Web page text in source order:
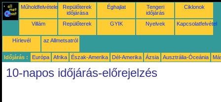
Műholdfelvételek
Repülőterek
időjárása
Éghajlat
Tengeri
időjárás
Ciklonok
Villám Repülőterek GYIK Nyelvek Kapcsolatfelvétel
Hírlevél az Allmetsatról
Időjárás : Európa Afrika Észak-Amerika Dél-Amerika Ázsia Ausztrália-Óceánia
10-napos időjárás-előrejelzés